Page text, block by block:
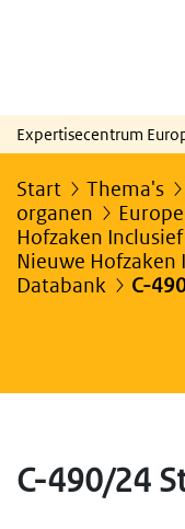
Expertisecentrum
Start Thema's
organen
Hofzaken
Nieuwe
Databank
C-
C-490/24